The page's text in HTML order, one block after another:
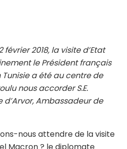
février 2018, la visite d’Etat
le Président français
a été au centre de
nous accorder S.E.
d’Arvor, Ambassadeur de
nous attendre de la visite
Macron ? le diplomate